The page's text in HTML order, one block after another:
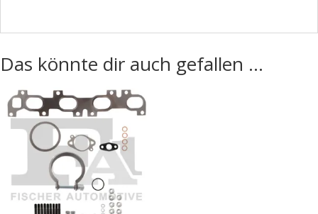
Das könnte dir auch gefallen …